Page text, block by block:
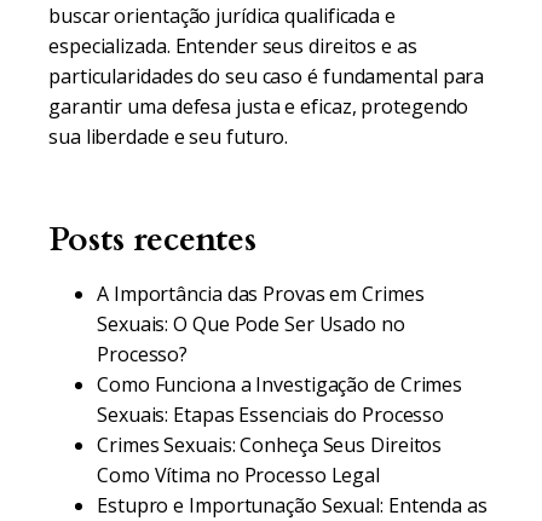
buscar orientação jurídica qualificada e
especializada. Entender seus direitos e as
particularidades do seu caso é fundamental para
garantir uma defesa justa e eficaz, protegendo
sua liberdade e seu futuro.
Posts recentes
A Importância das Provas em Crimes
Sexuais: O Que Pode Ser Usado no
Processo?
Como Funciona a Investigação de Crimes
Sexuais: Etapas Essenciais do Processo
Crimes Sexuais: Conheça Seus Direitos
Como Vítima no Processo Legal
Estupro e Importunação Sexual: Entenda as